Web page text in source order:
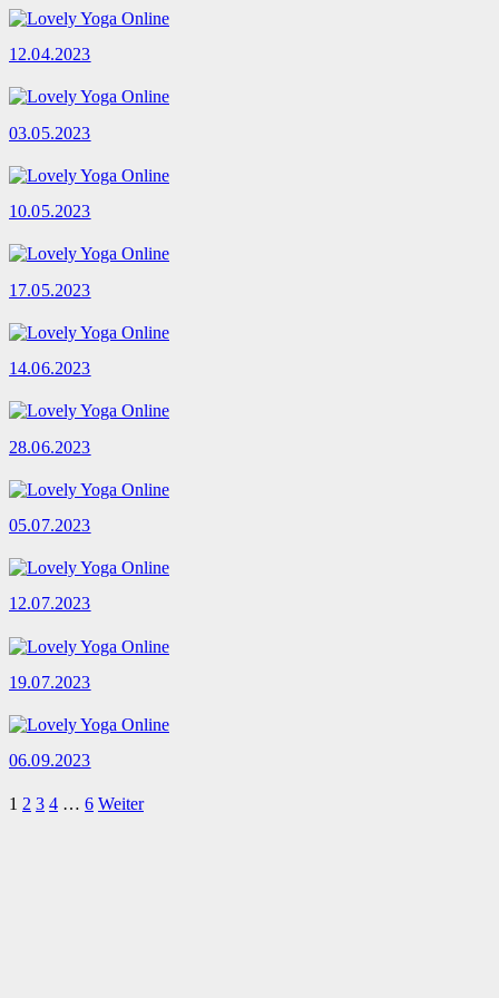
12.04.2023
03.05.2023
10.05.2023
17.05.2023
14.06.2023
28.06.2023
05.07.2023
12.07.2023
19.07.2023
06.09.2023
1 2 3 4 … 6 Weiter